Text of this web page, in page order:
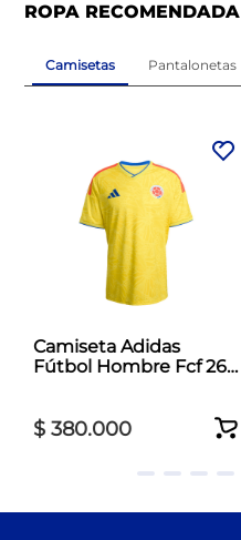
ROPA RECOMENDADA
Camisetas Pantalonetas
Camiseta Adidas
Fútbol Hombre Fcf 26
$ 380.000